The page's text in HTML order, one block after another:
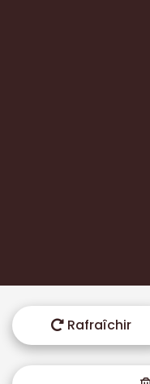
Rafraîchir